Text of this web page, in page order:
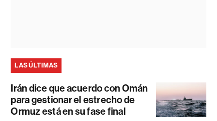
LAS ÚLTIMAS
Irán dice que acuerdo con Omán
para gestionar el estrecho de
Ormuz está en su fase final